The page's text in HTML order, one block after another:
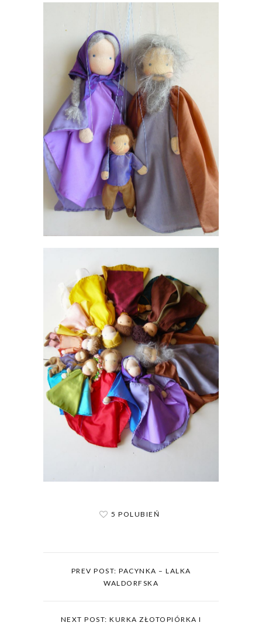
5 POLUBIEŃ
PREV POST: PACYNKA – LALKA
WALDORFSKA
NEXT POST: KURKA ZŁOTOPIÓRKA I